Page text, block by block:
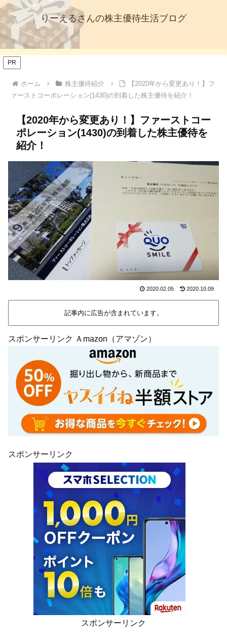
りーえるさんの株主優待生活ブログ
PR
ホーム 株主優待紹介
【2020年から変更あり！】フ
ァーストコーポレーション(1430)の到着した株主優待を紹介！
【2020年から変更あり！】ファーストコー
ポレーション(1430)の到着した株主優待を
紹介！
2020.02.05 2020.10.09
記事内に広告が含まれています。
スポンサーリンク Ａmazon（アマゾン）
スポンサーリンク
スポンサーリンク